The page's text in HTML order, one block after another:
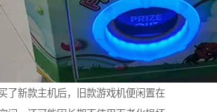
了新款主机后，旧款游戏机便闲置在